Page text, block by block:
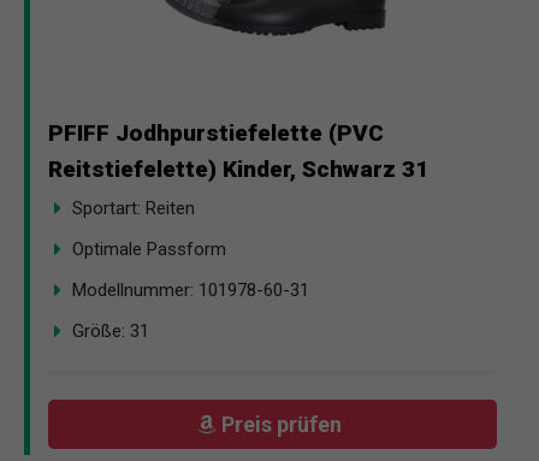
PFIFF Jodhpurstiefelette (PVC
Reitstiefelette) Kinder, Schwarz 31
Sportart: Reiten
Optimale Passform
Modellnummer: 101978-60-31
Größe: 31
Preis prüfen